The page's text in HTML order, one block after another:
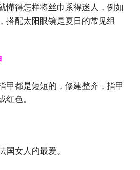
懂得怎样将丝巾系得迷人，例如
搭配太阳眼镜是夏日的常见组
甲都是短短的，修建整齐，指甲
红色。
国女人的最爱。